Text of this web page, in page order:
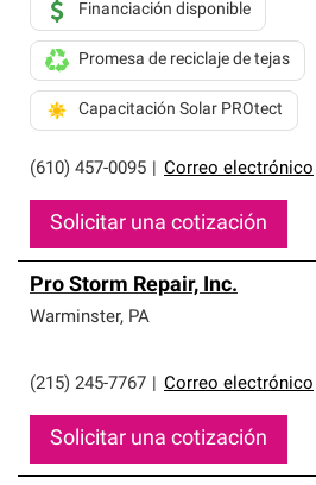
(610) 457-0095 Correo electrónico
Financiación disponible
Promesa de reciclaje de tejas
Capacitación Solar PROtect
Solicitar una cotización
Pro Storm Repair, Inc.
Warminster, PA
(215) 245-7767 Correo electrónico
Solicitar una cotización